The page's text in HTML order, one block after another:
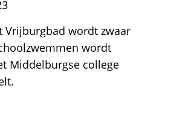
Vrijburgbad wordt zwaar
wordt
Middelburgse college